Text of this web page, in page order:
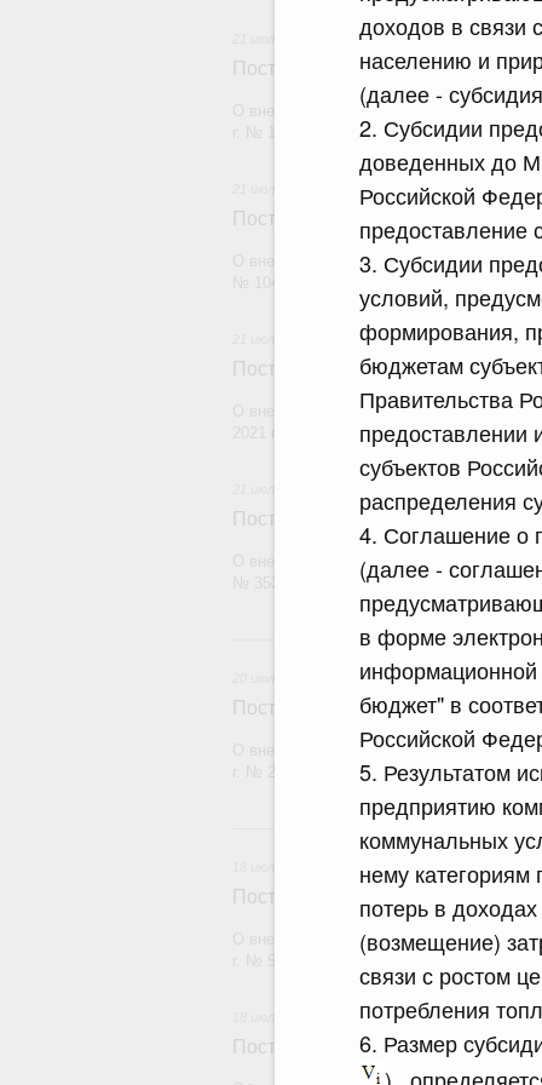
доходов в связи
населению и
(далее -
2. Субсидии
доведенных до
Российской
предоставление
3. Субсидии
условий,
формирования,
бюджетам
Правительства
предоставлении
субъектов
распределения
4. Соглашение о
(далее -
в форме
бюджет" в
Российской
5. Результатом
предприятию
коммунальных
нему
потерь в
(возмещение)
связи с ростом
потребления
6. Размер
Постановление Правительства
О внесении изменений в постановление
Постановление Правительства
О внесении изменений в постановление
Постановление Правительства
О внесении изменений в постановление
Постановление Правительства
О внесении изменения в постановление
20
Постановление Правительства
О внесении изменений в постановление
Постановление Правительства
О внесении изменений в постановление
Постановление Правительства